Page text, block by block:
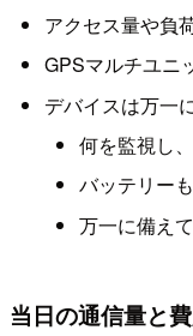
アクセス量や負
GPSマルチユニ
デバイスは万一
何を監視し
バッテリー
万一に備え
当日の通信量と